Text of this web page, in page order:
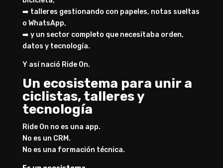
➡️ talleres gestionando con papeles, notas sueltas
o WhatsApp,
➡️ y un sector completo que necesitaba orden,
datos y tecnología.
Y así nació Ride On.
Un ecosistema para unir a
ciclistas, talleres y
tecnología
Ride On no es una app.
No es un CRM.
No es una formación técnica.